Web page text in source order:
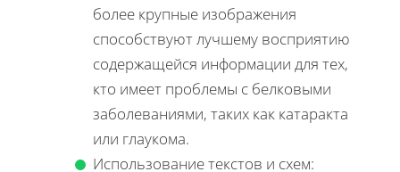
более крупные изображения
способствуют лучшему восприятию
содержащейся информации для тех,
кто имеет проблемы с белковыми
заболеваниями, таких как катаракта
или глаукома.
Использование текстов и схем: